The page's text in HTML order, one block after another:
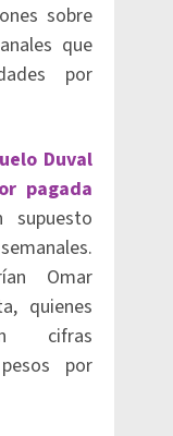
sobre
que
por
Duval
pagada
Omar
quienes
cifras
por